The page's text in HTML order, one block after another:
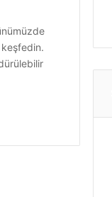
keşfedin.